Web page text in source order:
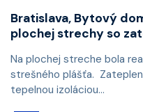
Bratislava, Bytový
plochej strechy so
Na plochej streche bola
strešného plášťa.
tepelnou izoláciou...